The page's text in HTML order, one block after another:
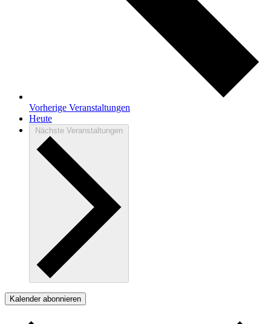
Vorherige Veranstaltungen
Heute
Nächste Veranstaltungen
Kalender abonnieren